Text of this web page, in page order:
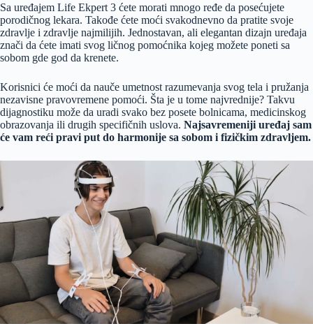
Sa uređajem Life Ekpert 3 ćete morati mnogo ređe da posećujete
porodičnog lekara. Takođe ćete moći svakodnevno da pratite svoje
zdravlje i zdravlje najmilijih. Jednostavan, ali elegantan dizajn uređaja
znači da ćete imati svog ličnog pomoćnika kojeg možete poneti sa
sobom gde god da krenete.
Korisnici će moći da nauče umetnost razumevanja svog tela i pružanja
nezavisne pravovremene pomoći. Šta je u tome najvrednije? Takvu
dijagnostiku može da uradi svako bez posete bolnicama, medicinskog
obrazovanja ili drugih specifičnih uslova. Najsavremeniji uređaj sam
će vam reći pravi put do harmonije sa sobom i fizičkim zdravljem.